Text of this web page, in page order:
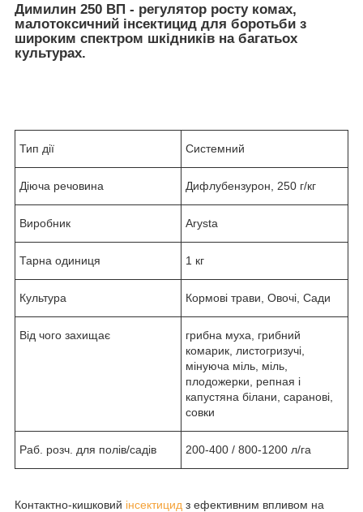
Димилин 250 ВП - регулятор росту комах,
малотоксичний інсектицид для боротьби з
широким спектром шкідників на багатьох
культурах.
Тип дії Системний
Діюча речовина Дифлубензурон, 250 г/кг
Виробник Arysta
Тарна одиниця 1 кг
Культура Кормові трави, Овочі, Сади
Від чого захищає
грибна муха, грибний
комарик, листогризучі,
мінуюча міль, міль,
плодожерки, репная і
капустяна білани, саранові,
совки
Раб. розч. для полів/садів 200-400 / 800-1200 л/га
Контактно-кишковий інсектицид з ефективним впливом на